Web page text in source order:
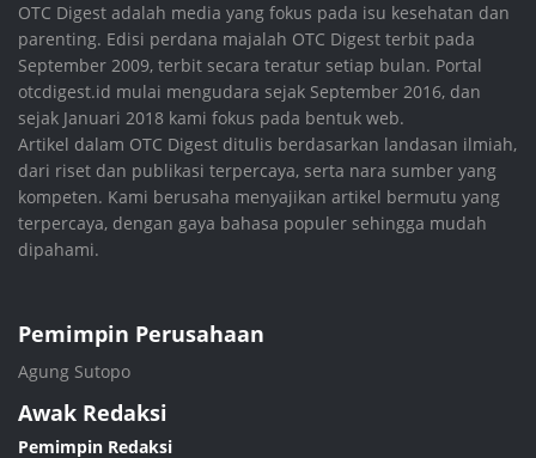
OTC Digest adalah media yang fokus pada isu kesehatan dan
parenting. Edisi perdana majalah OTC Digest terbit pada
September 2009, terbit secara teratur setiap bulan. Portal
otcdigest.id mulai mengudara sejak September 2016, dan
sejak Januari 2018 kami fokus pada bentuk web.
Artikel dalam OTC Digest ditulis berdasarkan landasan ilmiah,
dari riset dan publikasi terpercaya, serta nara sumber yang
kompeten. Kami berusaha menyajikan artikel bermutu yang
terpercaya, dengan gaya bahasa populer sehingga mudah
dipahami.
Pemimpin Perusahaan
Agung Sutopo
Awak Redaksi
Pemimpin Redaksi